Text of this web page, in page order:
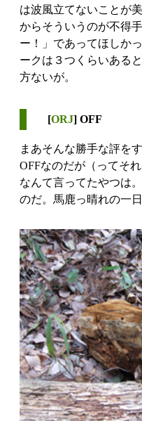
は波風立てないことが
からそういうのが不得
ー！」であってほしか
ークは３つくらいある
方ないが。
[ORJ] OFF
まあそんな勝手な評を
OFFなのだが（ってそ
なんて言ってたやつは
のだ。馬鹿っ晴れの一